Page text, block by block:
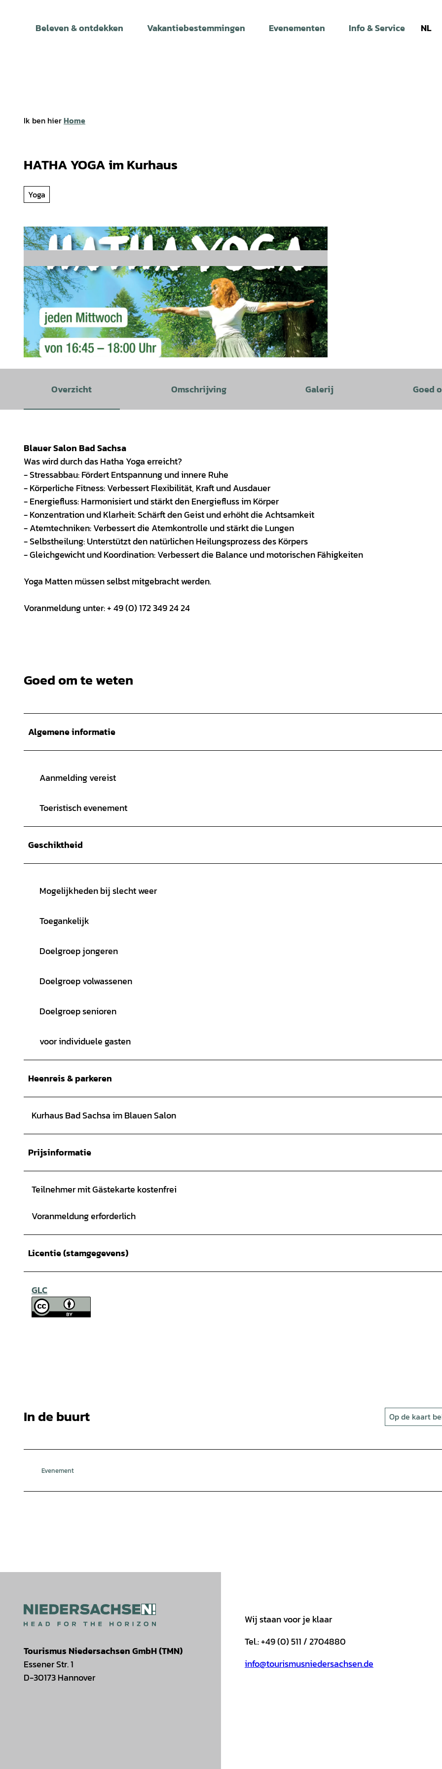
Beleven & ontdekken Vakantiebestemmingen Evenementen Info & Service NL
Ik ben hierHome
HATHA YOGA im Kurhaus
Yoga
Overzicht Omschrijving Galerij Goed
Blauer Salon Bad Sachsa
Was wird durch das Hatha Yoga erreicht?
- Stressabbau: Fördert Entspannung und innere Ruhe
- Körperliche Fitness: Verbessert Flexibilität, Kraft und Ausdauer
- Energiefluss: Harmonisiert und stärkt den Energiefluss im Körper
- Konzentration und Klarheit: Schärft den Geist und erhöht die Achtsamkeit
- Atemtechniken: Verbessert die Atemkontrolle und stärkt die Lungen
- Selbstheilung: Unterstützt den natürlichen Heilungsprozess des Körpers
- Gleichgewicht und Koordination: Verbessert die Balance und motorischen Fähigkeiten
Yoga Matten müssen selbst mitgebracht werden.
Voranmeldung unter: + 49 (0) 172 349 24 24
Goed om te weten
Algemene informatie
Aanmelding vereist
Toeristisch evenement
Geschiktheid
Mogelijkheden bij slecht weer
Toegankelijk
Doelgroep jongeren
Doelgroep volwassenen
Doelgroep senioren
voor individuele gasten
Heenreis & parkeren
Kurhaus Bad Sachsa im Blauen Salon
Prijsinformatie
Teilnehmer mit Gästekarte kostenfrei
Voranmeldung erforderlich
Licentie (stamgegevens)
GLC
In de buurt Op de kaart
Evenement
Tourismus Niedersachsen GmbH (TMN)
Essener Str. 1
D-30173 Hannover
Wij staan voor je klaar
Tel.: +49 (0) 511 / 2704880
info@tourismusniedersachsen.de